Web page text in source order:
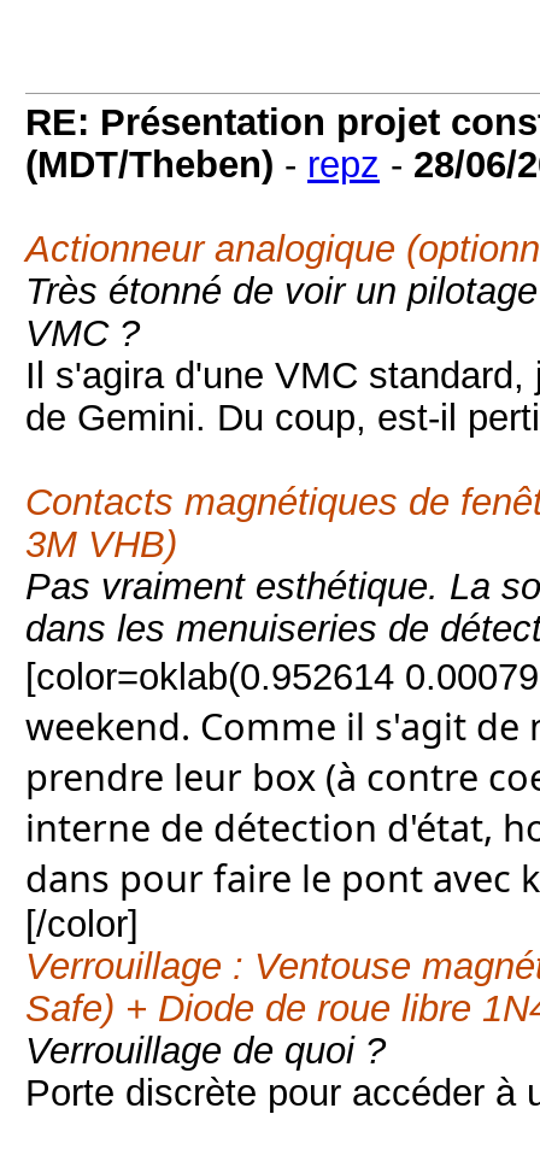
RE: Présentation projet
(MDT/Theben) - repz - 28/06/
Actionneur analogique
Très étonné de voir un
VMC ?
Il s'agira d'une VMC
de Gemini. Du coup, est-il
Contacts magnétiques de
3M VHB)
Pas vraiment esthétique. La
dans les menuiseries de
[color=oklab(0.952614
weekend. Comme il s'agit
prendre leur box (à contre
interne de détection d'état,
dans pour faire le pont avec
[/color]
Verrouillage : Ventouse
Safe) + Diode de roue libre
Verrouillage de quoi ?
Porte discrète pour accéder à